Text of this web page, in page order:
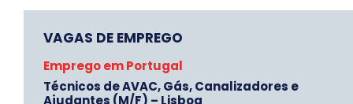
VAGAS DE EMPREGO
Emprego em Portugal
Técnicos de AVAC, Gás, Canalizadores e
Ajudantes (M/F) – Lisboa